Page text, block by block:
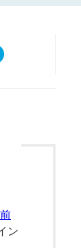
前
ン